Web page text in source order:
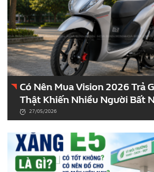
Có Nên Mua Vision 2026 Trả
Thật Khiến Nhiều Người Bất
27/05/2026